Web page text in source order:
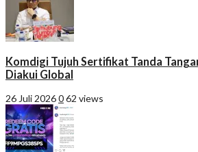
Komdigi Tujuh Sertifikat Tanda
Diakui Global
26 Juli 2026062 views